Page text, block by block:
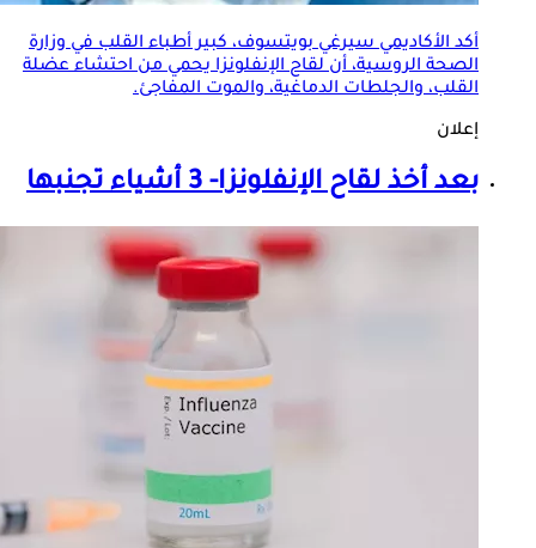
أكد الأكاديمي سيرغي بويتسوف، كبير أطباء القلب في وزارة
الصحة الروسية، أنلقاح الإنفلونزايحمي من احتشاء عضلة
القلب، والجلطات الدماغية، والموت المفاجئ.
إعلان
بعد أخذلقاح الإنفلونزا- 3 أشياء تجنبها